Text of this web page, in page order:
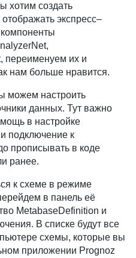
хотим создать
экспресс–
переименуем их и
нам больше нравится.
можем настроить
данных. Тут важно
в настройке
подключение к
прописывать в коде
ранее.
к схеме в режиме
в панель её
MetabaseDefinition и
В списке будут все
схемы, которые вы
приложении Prognoz